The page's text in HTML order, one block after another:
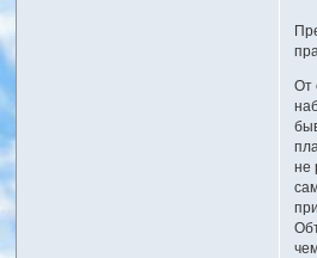
От
не